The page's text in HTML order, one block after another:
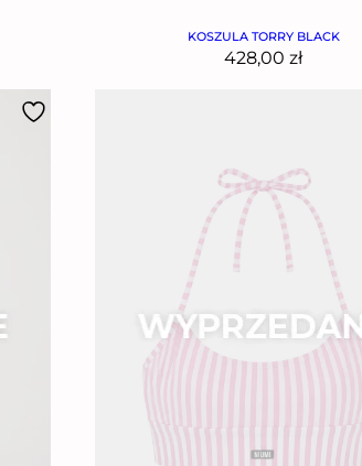
KOSZULA TORRY BLACK
428,00 zł